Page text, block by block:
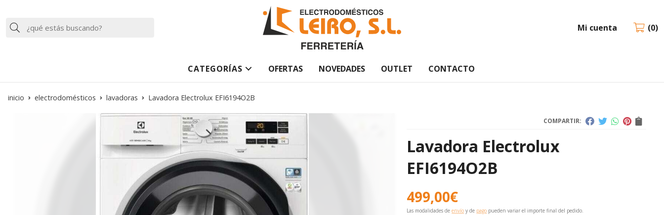
Buscar Mi cuenta 0
CATEGORÍAS OFERTAS NOVEDADES OUTLET CONTACTO
inicio electrodomésticos lavadoras Lavadora Electrolux EFI6194O2B
COMPARTIR:
Lavadora Electrolux
EFI6194O2B
499,00€
Las modalidades deenvío y de pago pueden variar el importe final del pedido.